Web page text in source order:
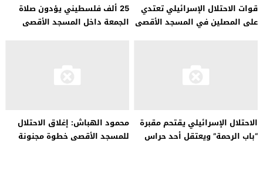
قوات الاحتلال الإسرائيلي تعتدي
على المصلين في المسجد الأقصى
25 ألف فلسطيني يؤدون صلاة
الجمعة داخل المسجد الأقصى
الاحتلال الإسرائيلي يقتحم مقبرة
“باب الرحمة” ويعتقل أحد حراس
محمود الهباش: إغلاق الاحتلال
للمسجد الأقصى خطوة مجنونة